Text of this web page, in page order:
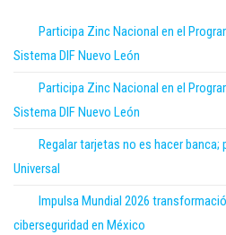
Participa Zinc Nacional en el
Sistema DIF Nuevo León
Participa Zinc Nacional en el
Sistema DIF Nuevo León
Regalar tarjetas no es hacer banca;
Universal
Impulsa Mundial 2026
ciberseguridad en México